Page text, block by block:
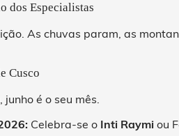
dos Especialistas
As chuvas param, as
Cusco
é o seu mês.
Celebra-se o Inti Raymi ou